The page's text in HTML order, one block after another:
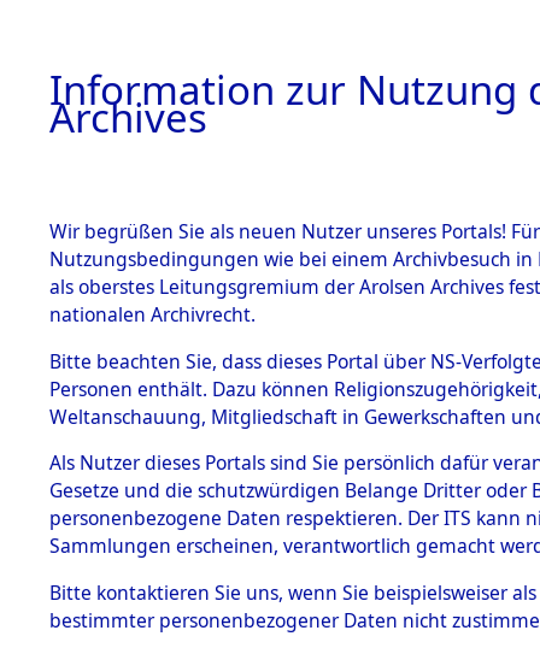
BESTÄNDE
1.
Inhaftierungsdoku
mente
1.2.9 Beim ITS
Effekten
1.2.9.1
Effekten aus
dem KZ
Dachau
1.2.9.2
Effekten aus
dem KZ
0002
Information zur Nutzung
Archives
Wir begrüßen Sie als neuen Nutzer unseres Portals!
Nutzungsbedingungen wie bei einem Archivbesuch
als oberstes Leitungsgremium der Arolsen Archives
nationalen Archivrecht.
Bitte beachten Sie, dass dieses Portal über NS-
Personen enthält. Dazu können
Weltanschauung, Mitgliedschaft in Gewerkschaften
Als Nutzer dieses Portals sind Sie persönlich dafür
Gesetze und die schutzwürdigen Belange Dritter
personenbezogene Daten respektieren. Der ITS
Sammlungen erscheinen, verantwortlich gemacht
Bitte kontaktieren Sie uns, wenn Sie beispielsweiser
bestimmter personenbezogener Daten nicht